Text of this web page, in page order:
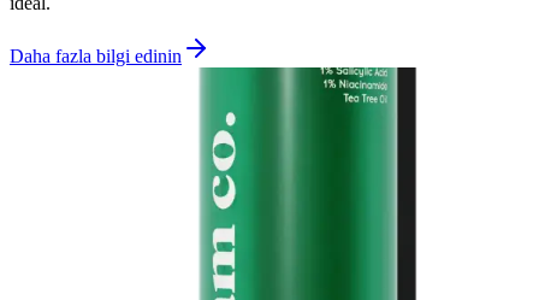
Daha fazla bilgi edinin